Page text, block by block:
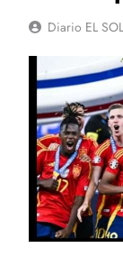
Diario EL SOL